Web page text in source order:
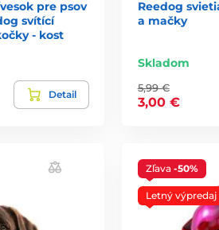
vo všetkých veľkostiach.
je od 18cm až do 65cm a šírka
pre psov
svítící
- kost
Detail
Reedog
a mačky
Skladom
5,99 €
3,00 €
Zľava -50%
Letný výpredaj